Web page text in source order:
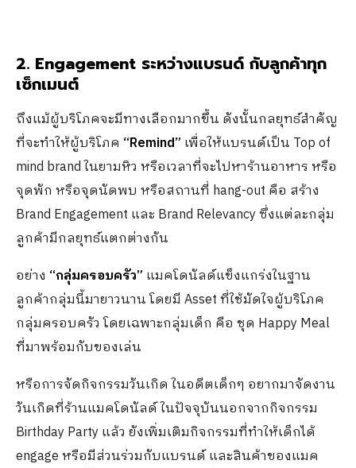
2. Engagement ระหว่างแบรนด์ กับลูกค้าทุก
เซ็กเมนต์
ถึงแม้ผู้บริโภคจะมีทางเลือกมากขึ้น ดังนั้นกลยุทธ์สำคัญ
ที่จะทำให้ผู้บริโภค “Remind” เพื่อให้แบรนด์เป็น Top of
mind brand ในยามหิว หรือเวลาที่จะไปหาร้านอาหาร หรือ
จุดพัก หรือจุดนัดพบ หรือสถานที่ hang-out คือ สร้าง
Brand Engagement และ Brand Relevancy ซึ่งแต่ละกลุ่ม
ลูกค้ามีกลยุทธ์แตกต่างกัน
อย่าง “กลุ่มครอบครัว” แมคโดนัลด์แข็งแกร่งในฐาน
ลูกค้ากลุ่มนี้มายาวนาน โดยมี Asset ที่ใช้มัดใจผู้บริโภค
กลุ่มครอบครัว โดยเฉพาะกลุ่มเด็ก คือ ชุด Happy Meal
ที่มาพร้อมกับของเล่น
หรือการจัดกิจกรรมวันเกิด ในอดีตเด็กๆ อยากมาจัดงาน
วันเกิดที่ร้านแมคโดนัลด์ ในปัจจุบันนอกจากกิจกรรม
Birthday Party แล้ว ยังเพิ่มเติมกิจกรรมที่ทำให้เด็กได้
engage หรือมีส่วนร่วมกับแบรนด์ และสินค้าของแมค